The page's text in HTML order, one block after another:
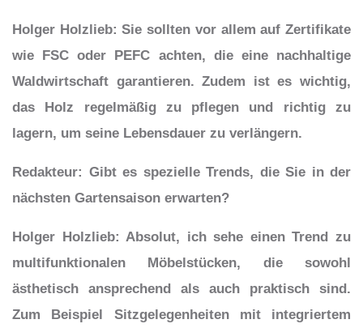
Holger Holzlieb: Sie sollten vor allem aufZertifikate
wie FSC oder PEFC achten, die eine nachhaltige
Waldwirtschaft garantieren. Zudem ist es wichtig,
das Holz regelmäßig zu pflegen und richtig zu
lagern, um seine Lebensdauer zu verlängern.
Redakteur: Gibt es spezielle Trends, die Sie in der
nächsten Gartensaison erwarten?
Holger Holzlieb: Absolut, ich sehe einenTrend zu
multifunktionalen Möbelstücken, die sowohl
ästhetisch ansprechend als auch praktisch sind.
Zum Beispiel Sitzgelegenheiten mit integriertem